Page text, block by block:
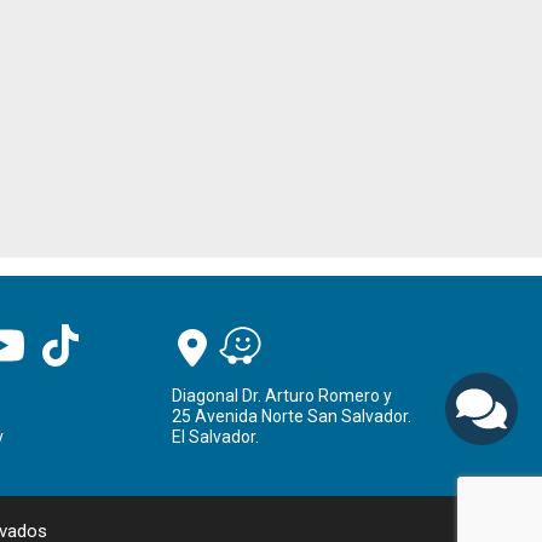
Diagonal Dr. Arturo Romero y
25 Avenida Norte San Salvador.
El Salvador.